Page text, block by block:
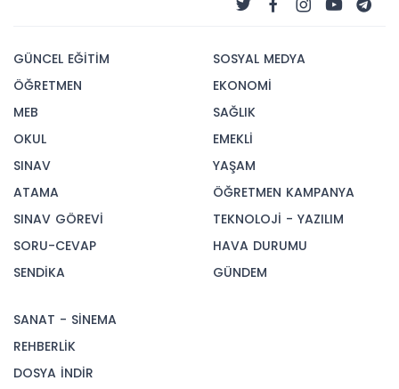
GÜNCEL EĞİTİM
ÖĞRETMEN
MEB
OKUL
SINAV
ATAMA
SINAV GÖREVİ
SORU-CEVAP
SENDİKA
SOSYAL MEDYA
EKONOMİ
SAĞLIK
EMEKLİ
YAŞAM
ÖĞRETMEN KAMPANYA
TEKNOLOJİ - YAZILIM
HAVA DURUMU
GÜNDEM
SANAT - SİNEMA
REHBERLİK
DOSYA İNDİR